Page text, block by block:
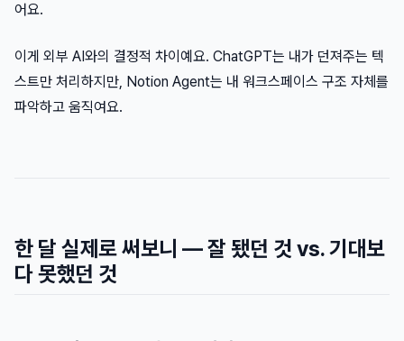
어요.
이게 외부 AI와의 결정적 차이예요. ChatGPT는 내가 던져주는 텍
스트만 처리하지만, Notion Agent는 내 워크스페이스 구조 자체를
파악하고 움직여요.
한 달 실제로 써보니 — 잘 됐던 것 vs. 기대보
다 못했던 것